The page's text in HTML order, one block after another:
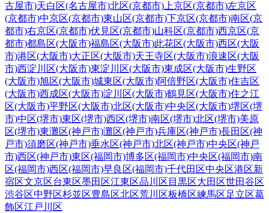
古屋市)天白区(名古屋市)北区(京都市) 上京区(京都市)左京区
(京都市)中京区(京都市)東山区(京都市)下京区(京都市)南区(京
都市)右京区(京都市)伏見区(京都市)山科区(京都市)西京区(京
都市)都島区(大阪市)福島区(大阪市)此花区(大阪市)西区(大阪
市)港区(大阪市)大正区(大阪市)天王寺区(大阪市)浪速区(大阪
市)西淀川区(大阪市)東淀川区(大阪市)東成区(大阪市)生野区
(大阪市)旭区(大阪市)城東区(大阪市)阿倍野区(大阪市)住吉区
(大阪市)西成区(大阪市)淀川区(大阪市)鶴見区(大阪市)住之江
区(大阪市)平野区(大阪市)北区(大阪市)中央区(大阪市)堺区(堺
市)中区(堺市)東区(堺市)西区(堺市)南区(堺市)北区(堺市)美原
区(堺市)東灘区(神戸市)灘区(神戸市)兵庫区(神戸市)長田区(神
戸市)須磨区(神戸市)垂水区(神戸市)北区(神戸市)中央区(神戸
市)西区(神戸市)東区(福岡市)博多区(福岡市)中央区(福岡市)南
区(福岡市)西区(福岡市)早良区(福岡市)千代田区中央区港区新
宿区文京区台東区墨田区江東区品川区 目黒区大田区世田谷区
渋谷区中野区杉並区豊島区北区荒川区板橋区練馬区足立区葛
飾区江戸川区